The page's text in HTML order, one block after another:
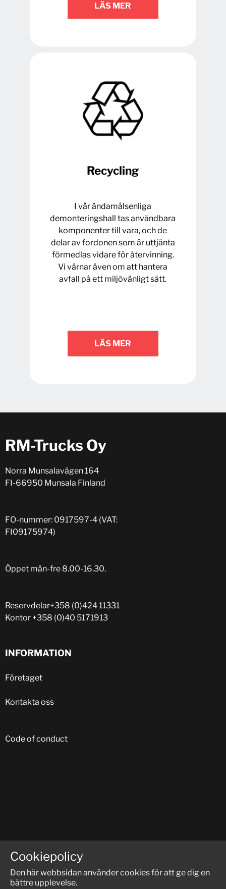
LÄS MER
Recycling
I vår ändamålsenliga
demonteringshall tas användbara
komponenter till vara, och de
delar av fordonen som är uttjänta
förmedlas vidare för återvinning.
Vi värnar även om att hantera
avfall på ett miljövänligt sätt.
LÄS MER
RM-Trucks Oy
Norra Munsalavägen 164
FI-66950 Munsala Finland
FO-nummer: 0917597-4 (VAT:
FI09175974)
Öppet mån-fre 8.00-16.30.
Reservdelar+358 (0)424 11331
Kontor +358 (0)40 5171913
INFORMATION
Företaget
Kontakta oss
Code of conduct
Cookiepolicy
Den här webbsidan använder cookies för att ge dig en
bättre upplevelse.